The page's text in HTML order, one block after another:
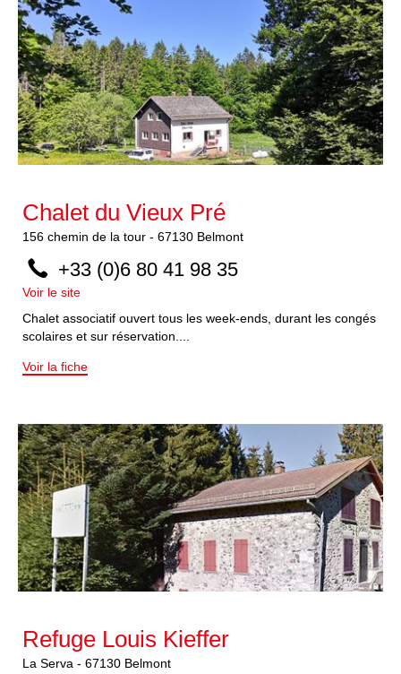
Chalet du Vieux Pré
156 chemin de la tour - 67130 Belmont
+33 (0)6 80 41 98 35
Voir le site
Chalet associatif ouvert tous les week-ends, durant les congés
scolaires et sur réservation....
Voir la fiche
Refuge Louis Kieffer
La Serva - 67130 Belmont